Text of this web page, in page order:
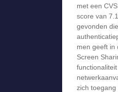
met een
score van
gevonden die
men geeft in
Screen
zich toegang